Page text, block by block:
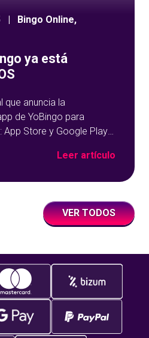
| Bingo Online,
ya está
que anuncia la
de YoBingo para
App Store y Google Play
Leer artículo
VER TODOS